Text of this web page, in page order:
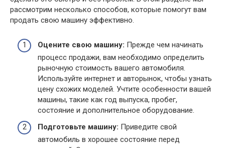
рассмотрим несколько способов, которые помогут вам
продать свою машину эффективно.
Оцените свою машину: Прежде чем начинать
процесс продажи, вам необходимо определить
рыночную стоимость вашего автомобиля.
Используйте интернет и авторынок, чтобы узнать
цену схожих моделей. Учтите особенности вашей
машины, такие как год выпуска, пробег,
состояние и дополнительное оборудование.
Подготовьте машину: Приведите свой
автомобиль в хорошее состояние перед